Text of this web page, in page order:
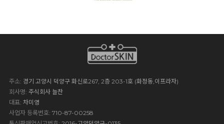
주소: 경기 고양시 덕양구 화신로267, 2층 203-1호 (화정동,이프라자)
회사명: 주식회사 늘찬
대표: 차미영
사업자 등록번호: 710-87-00258